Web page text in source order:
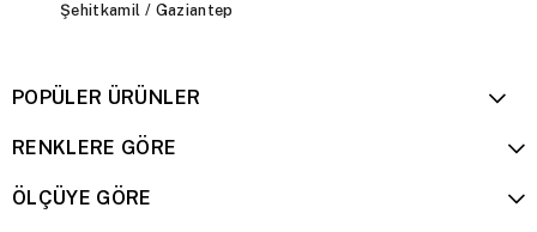
Şehitkamil / Gaziantep
POPÜLER ÜRÜNLER
RENKLERE GÖRE
ÖLÇÜYE GÖRE